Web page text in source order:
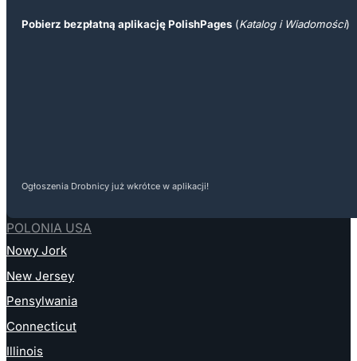
Pobierz bezpłatną aplikację PolishPages (Katalog i Wiadomości)
Ogłoszenia Drobnicy już wkrótce w aplikacji!
POLONIA USA
Nowy Jork
New Jersey
Pensylwania
Connecticut
Illinois